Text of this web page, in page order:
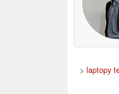
> laptopy